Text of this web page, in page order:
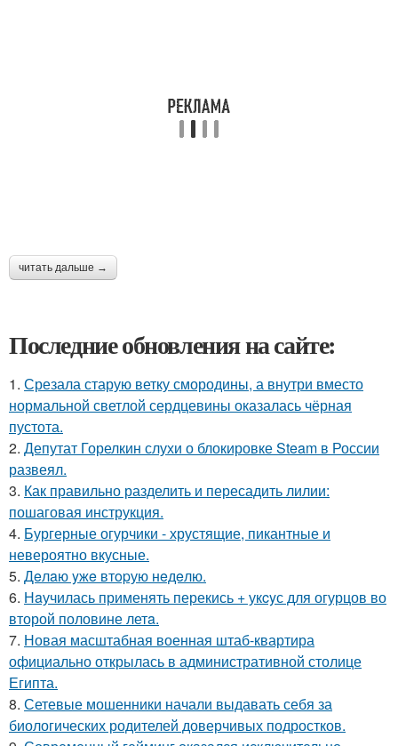
читать дальше →
Последние обновления на сайте:
1. Срезала старую ветку смородины, а внутри вместо
нормальной светлой сердцевины оказалась чёрная
пустота.
2. Депутат Горелкин слухи о блокировке Steam в России
развеял.
3. Как правильно разделить и пересадить лилии:
пошаговая инструкция.
4. Бургерные огурчики - хрустящие, пикантные и
невероятно вкусные.
5. Дeлaю yжe втopую нeдeлю.
6. Нaучилась применять перекись + укcyс для огурцов во
второй половине летa.
7. Новая масштабная военная штаб-квартира
официально открылась в административной столице
Египта.
8. Сетевые мошенники начали выдавать себя за
биологических родителей доверчивых подростков.